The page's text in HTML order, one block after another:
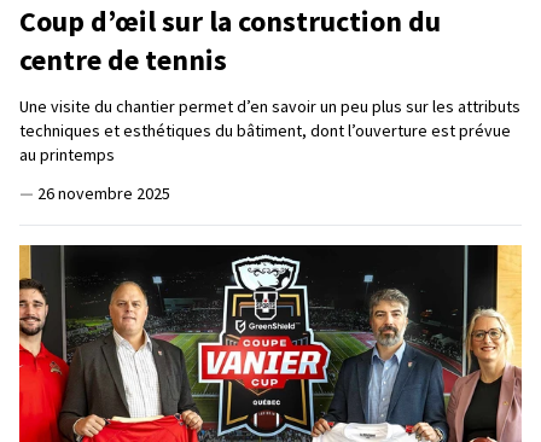
Coup d’œil sur la construction du
centre de tennis
Une visite du chantier permet d’en savoir un peu plus sur les attributs
techniques et esthétiques du bâtiment, dont l’ouverture est prévue
au printemps
— 26 novembre 2025